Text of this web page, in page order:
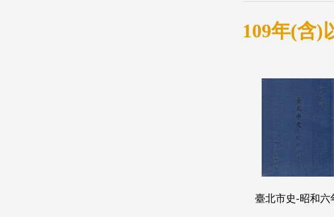
109年(含)
臺北市史-昭和六